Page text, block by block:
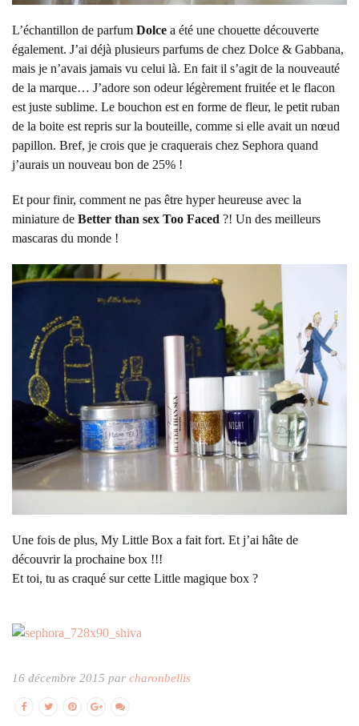
L’échantillon de parfum Dolce a été une chouette découverte
également. J’ai déjà plusieurs parfums de chez Dolce & Gabbana,
mais je n’avais jamais vu celui là. En fait il s’agit de la nouveauté
de la marque… J’adore son odeur légèrement fruitée et le flacon
est juste sublime. Le bouchon est en forme de fleur, le petit ruban
de la boite est repris sur la bouteille, comme si elle avait un nœud
papillon. Bref, je crois que je craquerais chez Sephora quand
j’aurais un nouveau bon de 25% !
Et pour finir, comment ne pas être hyper heureuse avec la
miniature de Better than sex Too Faced ?! Un des meilleurs
mascaras du monde !
Une fois de plus, My Little Box a fait fort. Et j’ai hâte de
découvrir la prochaine box !!!
Et toi, tu as craqué sur cette Little magique box ?
16 décembre 2015 par charonbellis